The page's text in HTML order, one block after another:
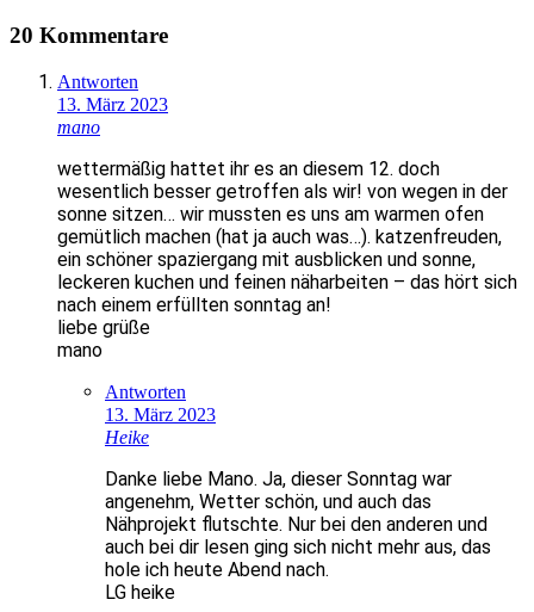
20 Kommentare
Antworten
13. März 2023
mano
wettermäßig hattet ihr es an diesem 12. doch
wesentlich besser getroffen als wir! von wegen in der
sonne sitzen… wir mussten es uns am warmen ofen
gemütlich machen (hat ja auch was…). katzenfreuden,
ein schöner spaziergang mit ausblicken und sonne,
leckeren kuchen und feinen näharbeiten – das hört sich
nach einem erfüllten sonntag an!
liebe grüße
mano
Antworten
13. März 2023
Heike
Danke liebe Mano. Ja, dieser Sonntag war
angenehm, Wetter schön, und auch das
Nähprojekt flutschte. Nur bei den anderen und
auch bei dir lesen ging sich nicht mehr aus, das
hole ich heute Abend nach.
LG heike